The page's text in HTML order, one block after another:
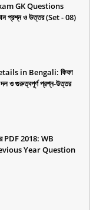
GK Questions
প্রশ্ন ও উত্তর (Set - 08)
in Bengali: ফিফা
দল ও গুরুত্বপূর্ণ প্রশ্ন-উত্তর
PDF 2018: WB
Year Question